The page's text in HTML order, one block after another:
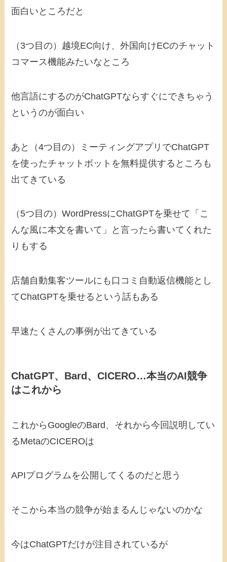
面白いところだと
（3つ目の）越境EC向け、外国向けECのチャット
コマース機能みたいなところ
他言語にするのがChatGPTならすぐにできちゃう
というのが面白い
あと（4つ目の）ミーティングアプリでChatGPT
を使ったチャットボットを無料提供するところも
出てきている
（5つ目の）WordPressにChatGPTを乗せて「こ
んな風に本文を書いて」と言ったら書いてくれた
りもする
店舗自動集客ツールにも口コミ自動返信機能とし
てChatGPTを乗せるという話もある
早速たくさんの事例が出てきている
ChatGPT、Bard、CICERO…本当のAI競争
はこれから
これからGoogleのBard、それから今回説明してい
るMetaのCICEROは
APIプログラムを公開してくるのだと思う
そこから本当の競争が始まるんじゃないのかな
今はChatGPTだけが注目されているが